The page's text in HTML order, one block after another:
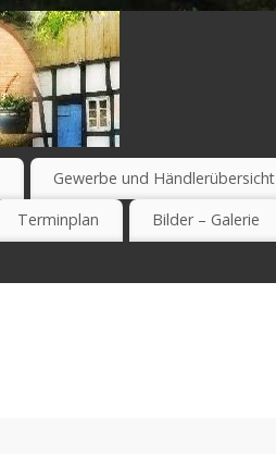
Gewerbe und Händlerübersicht
Terminplan Bilder – Galerie